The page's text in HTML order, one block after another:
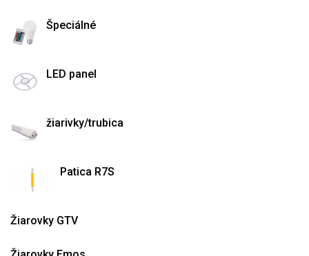
Špeciálné
LED panel
žiarivky/trubica
Patica R7S
Žiarovky GTV